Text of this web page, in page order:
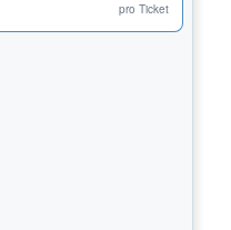
pro Ticket